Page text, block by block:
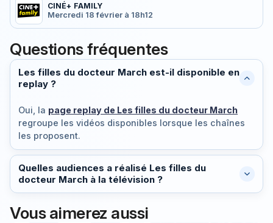
CINÉ+ FAMILY
Mercredi 18 février à 18h12
Questions fréquentes
Les filles du docteur March est-il disponible en
replay ?
Oui, la page replay de Les filles du docteur March
regroupe les vidéos disponibles lorsque les chaînes
les proposent.
Quelles audiences a réalisé Les filles du
docteur March à la télévision ?
Vous aimerez aussi